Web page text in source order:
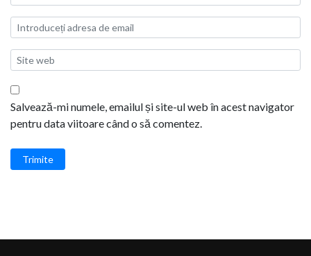
Salvează-mi numele, emailul și site-ul web în acest navigator
pentru data viitoare când o să comentez.
Trimite